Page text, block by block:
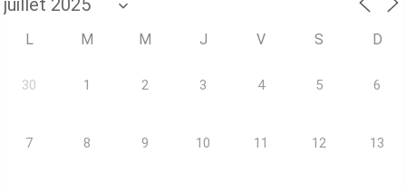
L M M J V S D
30 1 2 3 4 5 6
7 8 9 10 11 12 13